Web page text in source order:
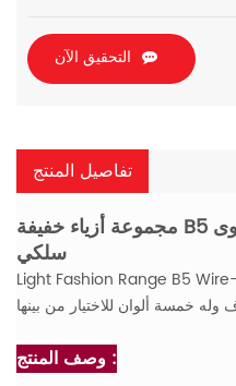
التحقيق الآن
تفاصيل المنتج
مجموعة أزياء خفيفة B5 دفتر ملاحظات بغلاف مقوى
سلكي
Light Fashion Range B5
وصف المنتج :